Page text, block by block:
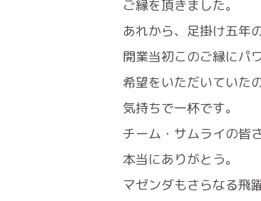
ご縁を頂きました。
あれから、足掛け五年
開業当初このご縁にパ
希望をいただいていた
気持ちで一杯です。
チーム・サムライの皆
本当にありがとう。
マゼンダもさらなる飛